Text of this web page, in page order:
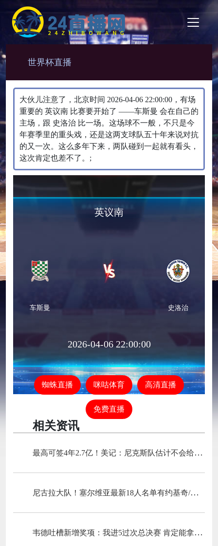
世界杯直播
大伙儿注意了，北京时间 2026-04-06 22:00:00，有场
重要的 英议南 比赛要开始了 ——车斯曼 会在自己的
主场，跟 史洛治 比一场。​这场球不一般，不只是今
年赛季里的重头戏，还是这两支球队五十年来说对抗
的又一次。这么多年下来，两队碰到一起就有看头，
这次肯定也差不了。;
英议南
车斯曼 史洛治
2026-04-06 22:00:00
蜘蛛直播 咪咕体育 高清直播
免费直播
相关资讯
最高可签4年2.7亿！美记：尼克斯队估计不会给唐斯供给全额顶薪
尼古拉大队！塞尔维亚最新18人名单有约基奇/约维奇等7个叫尼古拉
韦德吐槽新增奖项：我进5过次总决赛 肯定能拿一两个东决MVP